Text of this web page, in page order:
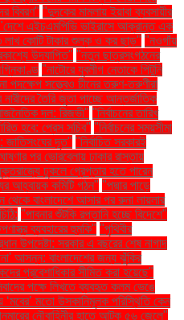
বিবরণ" "দুদকের মামলায় ইয়াবা ব্যবসায়ীর
এইচএমপিভি ভাইরাসে আক্রান্ত এক
লাখ কোটি টাকার শুল্ক ও কর ছাড়" "নওগাঁয়
উদযাপিত" "নতুন ছাত্রসংগঠনের
"নাটোরে যুবলীগ নেতাকে পিটুনি
পদক্ষেপ সত্ত্বেও চীনের তরুণ-তরুণীরা
তৈরি জুতা পাচ্ছে আন্তর্জাতিক
দল: রিজভী" "নির্বাচনের তারিখ
হবে: প্রেস সচিব" "নির্বাচনের সময়সীমা
জাতিসংঘের দূত" "নির্বাচিত সরকারই
পর ভোরবেলায় ঢাকার রাস্তায়
ঢুকলে গ্রেপ্তার হতে পারেন
আহ্বায়ক কমিটি গঠন" "পদ্মার পাড়ে
থেকে বাংলাদেশে আসার পর রুনা লায়লার
"পাবনার শুঁটকি রপ্তানি হচ্ছে বিদেশে"
ব্যবহারের হুমকি" "পৃথিবীর
উপদেষ্টা: সরকার এ বছরের শেষ নাগাদ
আসন্ন: বাংলাদেশের জন্য ঝুঁকির
প্রবেশাধিকার সীমিত করা হয়েছে"
পক্ষে লিখতে ব্যবহৃত কলম ভেঙে
‘মবের’ মতো উসকানিমূলক পরিস্থিতি কেন
নৌবাহিনীর হাতে আটক ৫৬ জেলে"